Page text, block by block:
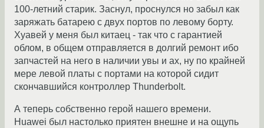
100-летний старик. Заснул, проснулся но забыл как
заряжать батарею с двух портов по левому борту.
Хуавей у меня был китаец - так что с гарантией
облом, в общем отправляется в долгий ремонт ибо
запчастей на него в наличии увы и ах, ну по крайней
мере левой платы с портами на которой сидит
скончавшийся контроллер Thunderbolt.
А теперь собственно герой нашего времени.
Huawei был настолько приятен внешне и на ощупь